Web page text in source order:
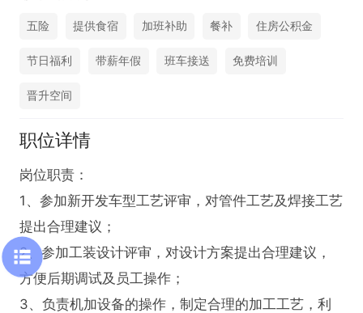
五险 提供食宿 加班补助 餐补 住房公积金
节日福利 带薪年假 班车接送 免费培训
晋升空间
职位详情
岗位职责：
1、参加新开发车型工艺评审，对管件工艺及焊接工艺
提出合理建议；
2、参加工装设计评审，对设计方案提出合理建议，
方便后期调试及员工操作；
3、负责机加设备的操作，制定合理的加工工艺，利